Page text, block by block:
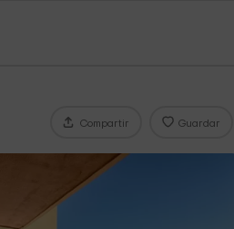
Compartir Guardar